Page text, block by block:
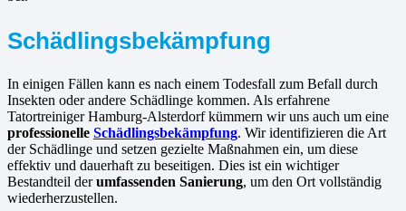
Schädlingsbekämpfung
In einigen Fällen kann es nach einem Todesfall zum Befall durch
Insekten oder andere Schädlinge kommen. Als erfahrene
Tatortreiniger Hamburg-Alsterdorf kümmern wir uns auch um eine
professionelle Schädlingsbekämpfung. Wir identifizieren die Art
der Schädlinge und setzen gezielte Maßnahmen ein, um diese
effektiv und dauerhaft zu beseitigen. Dies ist ein wichtiger
Bestandteil derumfassenden Sanierung, um den Ort vollständig
wiederherzustellen.